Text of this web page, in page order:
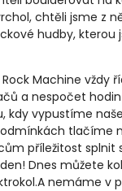
chtěli jsme z
hudby, kterou
Machine vždy
a nespočet
kdy vypustíme
tlačíme
příležitost splnit
Dnes můžete
A nemáme v